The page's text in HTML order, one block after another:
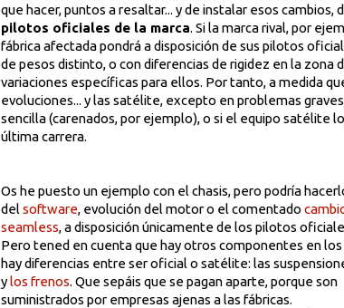
que hacer, puntos a resaltar... y de instalar esos cambios,
pilotos oficiales de la marca. Si la marca rival, por
fábrica afectada pondrá a disposición de sus pilotos
de pesos distinto, o con diferencias de rigidez en la zona
variaciones específicas para ellos. Por tanto, a medida
evoluciones... y las satélite, excepto en problemas
sencilla (carenados, por ejemplo), o si el equipo satélite
última carrera.
Os he puesto un ejemplo con el chasis, pero podría
del software, evolución del motor o el comentado
seamless, a disposición únicamente de los pilotos
Pero tened en cuenta que hay otros componentes en los
hay diferencias entre ser oficial o satélite: las
ylos frenos. Que sepáis que se pagan aparte, porque son
suministrados por empresas ajenas a las fábricas.